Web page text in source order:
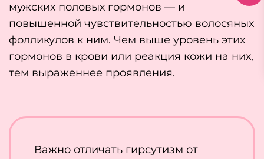
мужских половых гормонов — и
повышенной чувствительностью волосяных
фолликулов к ним. Чем выше уровень этих
гормонов в крови или реакция кожи на них,
тем выраженнее проявления.
Важно отличать гирсутизм от